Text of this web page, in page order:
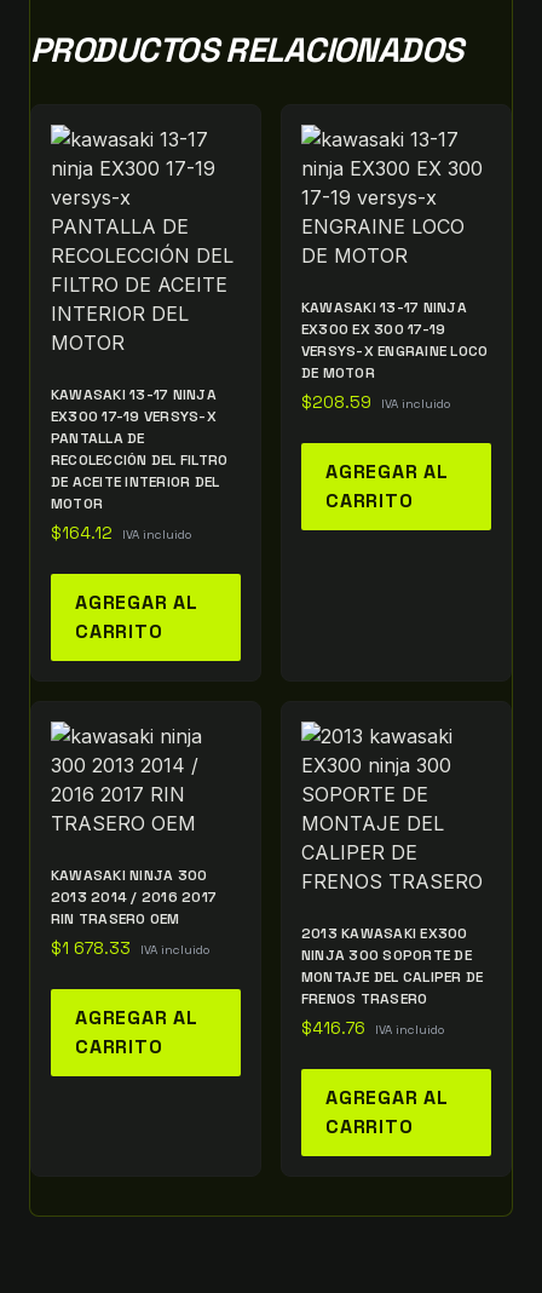
PRODUCTOS RELACIONADOS
KAWASAKI 13-17 NINJA
EX300 17-19 VERSYS-X
PANTALLA DE
RECOLECCIÓN DEL FILTRO
DE ACEITE INTERIOR DEL
MOTOR
$164.12 IVA incluido
AGREGAR AL
CARRITO
KAWASAKI 13-17 NINJA
EX300 EX 300 17-19
VERSYS-X ENGRAINE LOCO
DE MOTOR
$208.59 IVA incluido
AGREGAR AL
CARRITO
KAWASAKI NINJA 300
2013 2014 / 2016 2017
RIN TRASERO OEM
$1 678.33 IVA incluido
AGREGAR AL
CARRITO
2013 KAWASAKI EX300
NINJA 300 SOPORTE DE
MONTAJE DEL CALIPER DE
FRENOS TRASERO
$416.76 IVA incluido
AGREGAR AL
CARRITO